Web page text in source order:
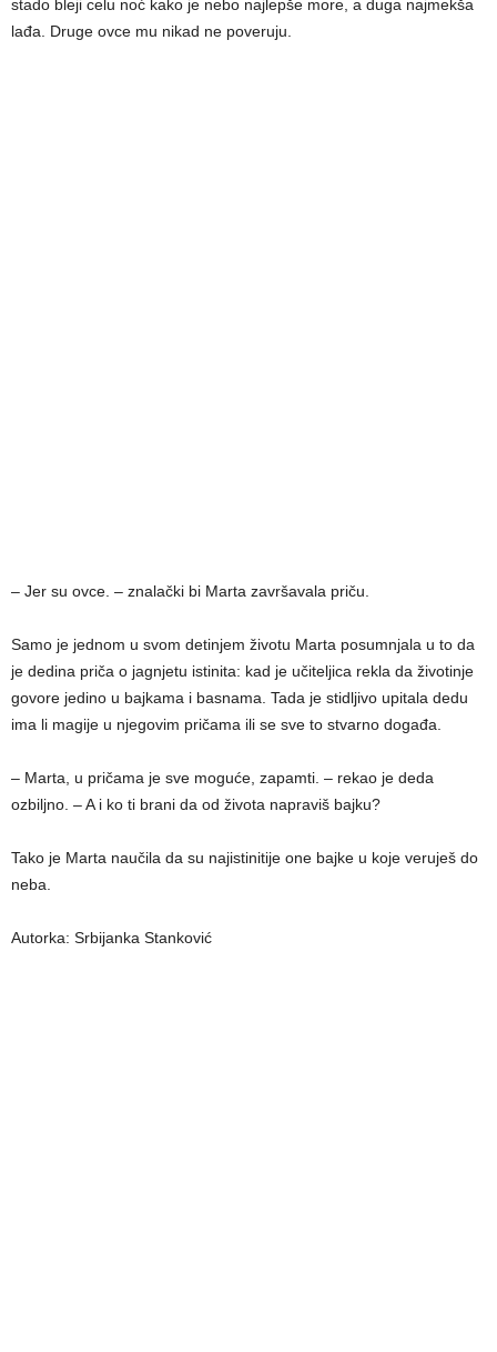
stado bleji celu noć kako je nebo najlepše more, a duga najmekša
lađa. Druge ovce mu nikad ne poveruju.
– Jer su ovce. – znalački bi Marta završavala priču.
Samo je jednom u svom detinjem životu Marta posumnjala u to da
je dedina priča o jagnjetu istinita: kad je učiteljica rekla da životinje
govore jedino u bajkama i basnama. Tada je stidljivo upitala dedu
ima li magije u njegovim pričama ili se sve to stvarno događa.
– Marta, u pričama je sve moguće, zapamti. – rekao je deda
ozbiljno. – A i ko ti brani da od života napraviš bajku?
Tako je Marta naučila da su najistinitije one bajke u koje veruješ do
neba.
Autorka: Srbijanka Stanković